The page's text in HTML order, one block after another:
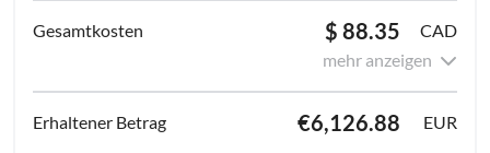
$ 88.35
CAD
mehr anzeigen
€6,126.88 EUR